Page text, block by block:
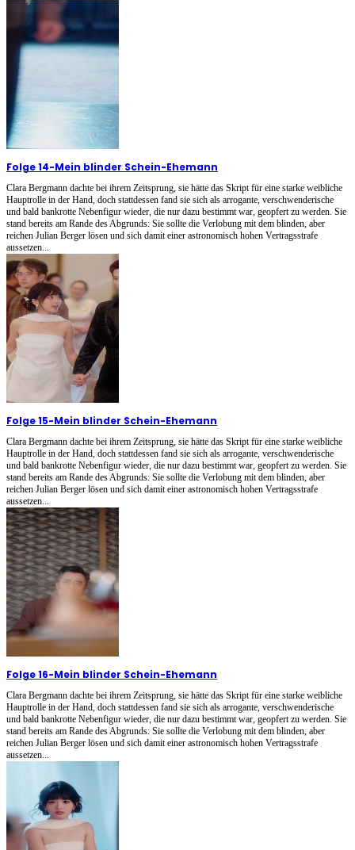
Folge 14-Mein blinder Schein-Ehemann
Clara Bergmann dachte bei ihrem Zeitsprung, sie hätte das Skript für eine starke weibliche
Hauptrolle in der Hand, doch stattdessen fand sie sich als arrogante, verschwenderische
und bald bankrotte Nebenfigur wieder, die nur dazu bestimmt war, geopfert zu werden. Sie
stand bereits am Rande des Abgrunds: Sie sollte die Verlobung mit dem blinden, aber
reichen Julian Berger lösen und sich damit einer astronomisch hohen Vertragsstrafe
aussetzen...
Folge 15-Mein blinder Schein-Ehemann
Clara Bergmann dachte bei ihrem Zeitsprung, sie hätte das Skript für eine starke weibliche
Hauptrolle in der Hand, doch stattdessen fand sie sich als arrogante, verschwenderische
und bald bankrotte Nebenfigur wieder, die nur dazu bestimmt war, geopfert zu werden. Sie
stand bereits am Rande des Abgrunds: Sie sollte die Verlobung mit dem blinden, aber
reichen Julian Berger lösen und sich damit einer astronomisch hohen Vertragsstrafe
aussetzen...
Folge 16-Mein blinder Schein-Ehemann
Clara Bergmann dachte bei ihrem Zeitsprung, sie hätte das Skript für eine starke weibliche
Hauptrolle in der Hand, doch stattdessen fand sie sich als arrogante, verschwenderische
und bald bankrotte Nebenfigur wieder, die nur dazu bestimmt war, geopfert zu werden. Sie
stand bereits am Rande des Abgrunds: Sie sollte die Verlobung mit dem blinden, aber
reichen Julian Berger lösen und sich damit einer astronomisch hohen Vertragsstrafe
aussetzen...